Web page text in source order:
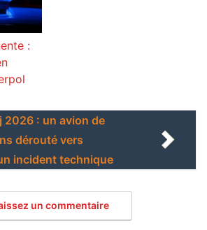
:
2026 : un avion de
dérouté vers
incident technique
un commentaire